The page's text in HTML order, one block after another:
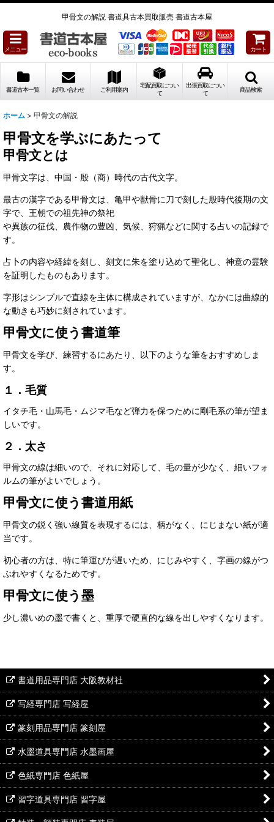
甲骨文の解説 書道具古本買取販売 書道古本屋
メニュー カート
書道古本一覧 お問い合わせ ご利用案内
宅配買取につい
て
出張買取につい
て
商品検索
ホーム > 甲骨文の解説
甲骨文を学ぶにあたって
甲骨文とは
甲骨文字は、中国・殷（商）時代の古代文字。
最古の漢字である甲骨文は、亀甲や獣骨に刀で刻した殷時代後期の文
字で、王朝での祖先神の祭祀
や異族の征伐、農作物の豊凶、気候、狩猟などに関する占いの記録で
す。
占卜の内容や経緯を刻し、刻文に朱を塗り込めて聖化し、神意の霊験
を証明したものもあります。
字形はシンプルで直線を主体に構成されていますが、なかには曲線的
な動きも巧妙に刻されています。
甲骨文に使う書道筆
甲骨文を学び、練習するにあたり、以下のような筆をおすすめしま
す。
１．毛質
イタチ毛・山馬毛・ムジマ毛など弾力を保つために剛毛系の筆が望ま
しいです。
２．太さ
甲骨文の線は細いので、それに対応して、毛の量が少なく、細いフォ
ルムの筆がよいでしょう。
甲骨文に使う書道用紙
甲骨文の鋭く強い線質を表現するには、柄がなく、にじまない紙が適
当です。
初心者の方は、特に筆運びが遅いため、にじみやすく、字画の線がつ
ぶれやすくなるためです。
甲骨文に使う墨
少し濃いめの墨で書くと、重厚で硬直的な線を出しやすくなります。
書道用品専門店 大阪教材社
写経専門店 写経屋
篆刻用品専門店 篆刻屋
水墨道具専門店 水墨画屋
色紙専門店 色紙屋
習字道具専門店 習字屋